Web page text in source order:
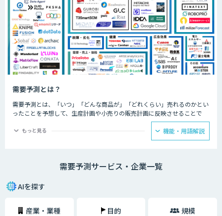
需要予測とは？
需要予測とは、「いつ」「どんな商品が」「どれくらい」売れるのかとい
ったことを予想して、生産計画や小売りの販売計画に反映させることで
長年、製造業の生産管理や小売業の発注業務に携わってきた人であれば、
過去の経験が覆されることもあります。また、昨今は消費者ニーズが多様
なっています。もともとマージンが薄いため、過剰在庫を抱えると即利益
率に響いてしまうのです。特に食品・飲料分野は、消費期限が短い上にイ
ランでも難しいこの需要予測を、AIによる機械学習を活用して行うという
もっと見る 機能・用語解説
需要予測サービス・企業一覧
AIを探す
産業・業種 目的 規模